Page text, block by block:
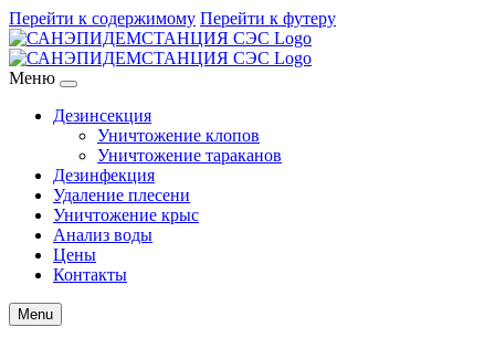
Перейти к содержимому Перейти к футеру
Меню
Дезинсекция
Уничтожение клопов
Уничтожение тараканов
Дезинфекция
Удаление плесени
Уничтожение крыс
Анализ воды
Цены
Контакты
Menu